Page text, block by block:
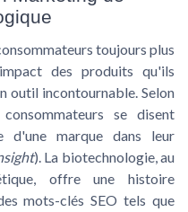
toujours plus
des produits qu'ils
outil incontournable. Selon
se disent
d'une marque dans leur
). La biotechnologie, au
offre une histoire
mots-clés SEO tels que